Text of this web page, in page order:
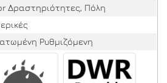
Δραστηριότητες, Πόλη
Ρυθμιζόμενη